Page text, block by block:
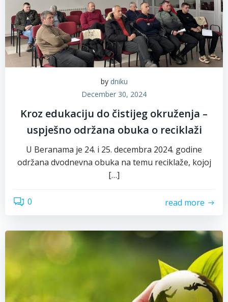
by dniku
December 30, 2024
Kroz edukaciju do čistijeg okruženja –
uspješno održana obuka o reciklaži
U Beranama je 24. i 25. decembra 2024. godine
održana dvodnevna obuka na temu reciklaže, kojoj
[…]
0 read more